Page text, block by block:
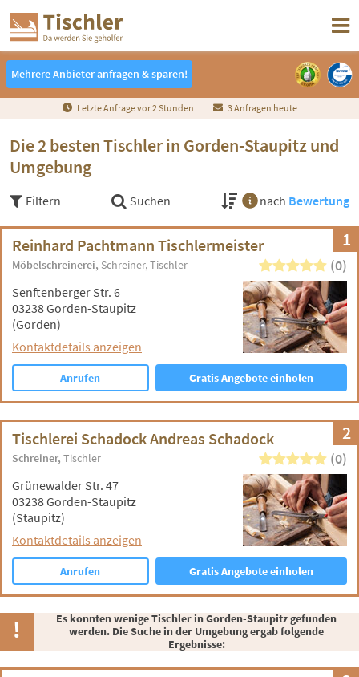
Mehrere Anbieter anfragen & sparen!
Mehrere Anbieter anfragen & sparen!
Letzte Anfrage vor2Stunden 3 Anfragen heute
Die 2 besten Tischler in Gorden-Staupitz und
Umgebung
Filtern Suchen nach Bewertung
1
Reinhard Pachtmann Tischlermeister
Möbelschreinerei Schreiner Tischler (0)
Senftenberger Str. 6
03238 Gorden-Staupitz
(Gorden)
Kontaktdetails anzeigen
Anrufen Gratis Angebote einholen
2
Tischlerei Schadock Andreas Schadock
Schreiner Tischler (0)
Grünewalder Str. 47
03238 Gorden-Staupitz
(Staupitz)
Kontaktdetails anzeigen
Anrufen Gratis Angebote einholen
Es konnten wenige Tischler in Gorden-Staupitz gefunden
werden. Die Suche in der Umgebung ergab folgende
Ergebnisse: